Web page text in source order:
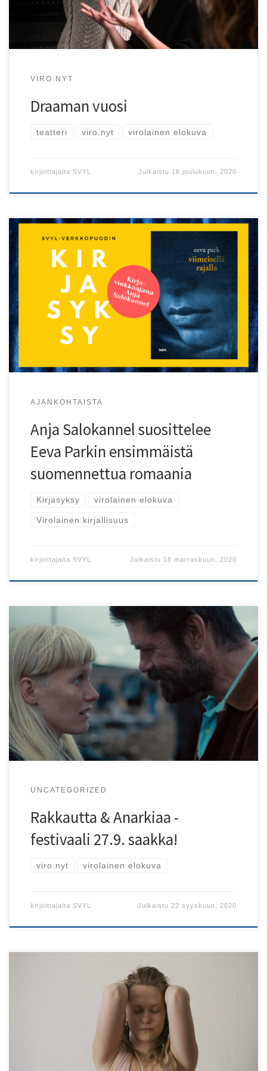
VIRO.NYT
Draaman vuosi
teatteri viro.nyt virolainen elokuva
kirjoittajalta SVYL Julkaistu 16 joulukuun, 2020
SVYL-verkkopuodin Kirjasyksy-kampanjassa saadaan
suosituksia puodin tarjonnasta.
AJANKOHTAISTA
Anja Salokannel suosittelee
Eeva Parkin ensimmäistä
suomennettua romaania
Kirjasyksy virolainen elokuva
Virolainen kirjallisuus
kirjoittajalta SVYL Julkaistu 18 marraskuun, 2020
Mukana kolme pitkää virolaiselokuvaa!
UNCATEGORIZED
Rakkautta & Anarkiaa -
festivaali 27.9. saakka!
viro.nyt virolainen elokuva
kirjoittajalta SVYL Julkaistu 22 syyskuun, 2020
Kansainvälinen Rakkautta & Anarkiaa -festivaali
järjestetään 33. kertaa Helsingissä 17.–27. syyskuuta.